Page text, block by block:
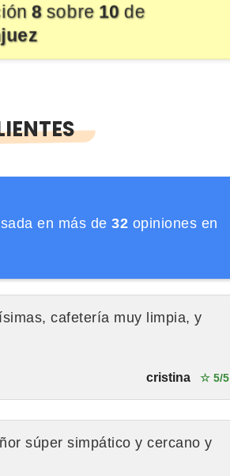
8 sobre 10 de
en más de32 opiniones en
cafetería muy limpia, y
cristina ☆ 5/5
súper simpático y cercano y